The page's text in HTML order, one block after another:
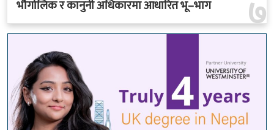
७
भौगोलिक र कानुनी अधिकारमा आधारित भू–भाग